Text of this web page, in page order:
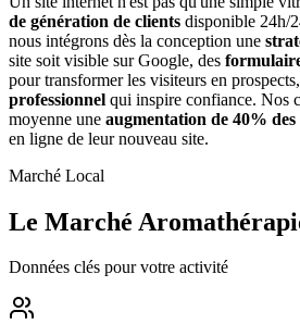
de génération de clients disponible 24h/
nous intégrons dès la conception une
site soit visible sur Google, des
pour transformer les visiteurs en
professionnel qui inspire confiance. Nos
moyenne une augmentation de 40% des
en ligne de leur nouveau site.
Marché Local
Le Marché
Données clés pour votre activité